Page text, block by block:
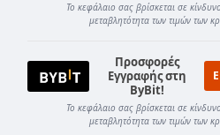
Το κεφάλαιο σας βρίσκεται σε
μεταβλητότητα των τιμών των
Προσφορές
Εγγραφής στη
ByBit!
Το κεφάλαιο σας βρίσκεται σε
μεταβλητότητα των τιμών των